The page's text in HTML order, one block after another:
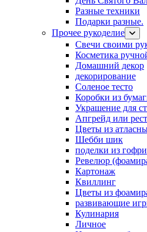
Разные техники
Подарки разные.
Прочее рукоделие
Свечи своими
Косметика
Домашний декор
декорирование
Соленое тесто
Коробки из
Украшение для
Апгрейд или
Цветы из
Шебби шик
поделки из
Ревелюр
Картонаж
Квиллинг
Цветы из
развивающие
Кулинария
Личное